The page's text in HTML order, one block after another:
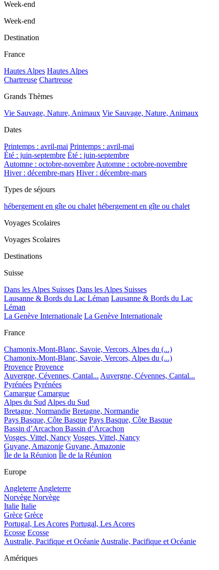
Week-end
Week-end
Destination
France
Hautes Alpes Hautes Alpes
Chartreuse Chartreuse
Grands Thèmes
Vie Sauvage, Nature, Animaux Vie Sauvage, Nature, Animaux
Dates
Printemps : avril-mai Printemps : avril-mai
Été : juin-septembre Été : juin-septembre
Automne : octobre-novembreAutomne : octobre-novembre
Hiver : décembre-mars Hiver : décembre-mars
Types de séjours
hébergement en gîte ou chalet hébergement en gîte ou chalet
Voyages Scolaires
Voyages Scolaires
Destinations
Suisse
Dans les Alpes Suisses Dans les Alpes Suisses
Lausanne & Bords du Lac Léman Lausanne & Bords du Lac
Léman
La Genève Internationale La Genève Internationale
France
Chamonix-Mont-Blanc, Savoie, Vercors, Alpes du (...)
Chamonix-Mont-Blanc, Savoie, Vercors, Alpes du (...)
Provence Provence
Auvergne, Cévennes, Cantal... Auvergne, Cévennes, Cantal...
Pyrénées Pyrénées
Camargue Camargue
Alpes du SudAlpes du Sud
Bretagne, Normandie Bretagne, Normandie
Pays Basque, Côte Basque Pays Basque, Côte Basque
Bassin d’Arcachon Bassin d’Arcachon
Vosges, Vittel, Nancy Vosges, Vittel, Nancy
Guyane, Amazonie Guyane, Amazonie
Île de la Réunion Île de la Réunion
Europe
AngleterreAngleterre
Norvège Norvège
Italie Italie
Grèce Grèce
Portugal, Les Acores Portugal, Les Acores
Ecosse Ecosse
Australie, Pacifique et OcéanieAustralie, Pacifique et Océanie
Amériques